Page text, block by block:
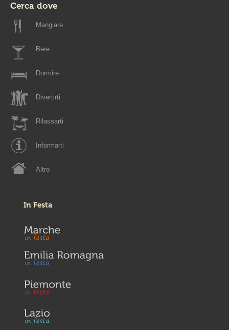
Cerca dove
Mangiare
Bere
Dormire
Divertirti
Rilassarti
Informarti
Altro
In Festa